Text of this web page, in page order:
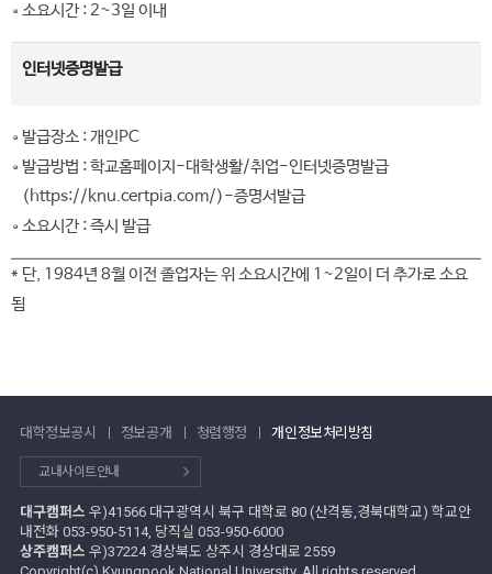
소요시간 : 2~3일 이내
인터넷증명발급
발급장소 : 개인PC
발급방법 : 학교홈페이지-대학생활/취업-인터넷증명발급
(https://knu.certpia.com/)-증명서발급
소요시간 : 즉시 발급
* 단, 1984년 8월 이전 졸업자는 위 소요시간에 1~2일이 더 추가로 소요
됨
대학정보공시 정보공개 청렴행정 개인정보처리방침
교내사이트안내
대구캠퍼스 우)41566 대구광역시 북구 대학로 80 (산격동,경북대학교) 학교안
내전화 053-950-5114, 당직실 053-950-6000
상주캠퍼스 우)37224 경상북도 상주시 경상대로 2559